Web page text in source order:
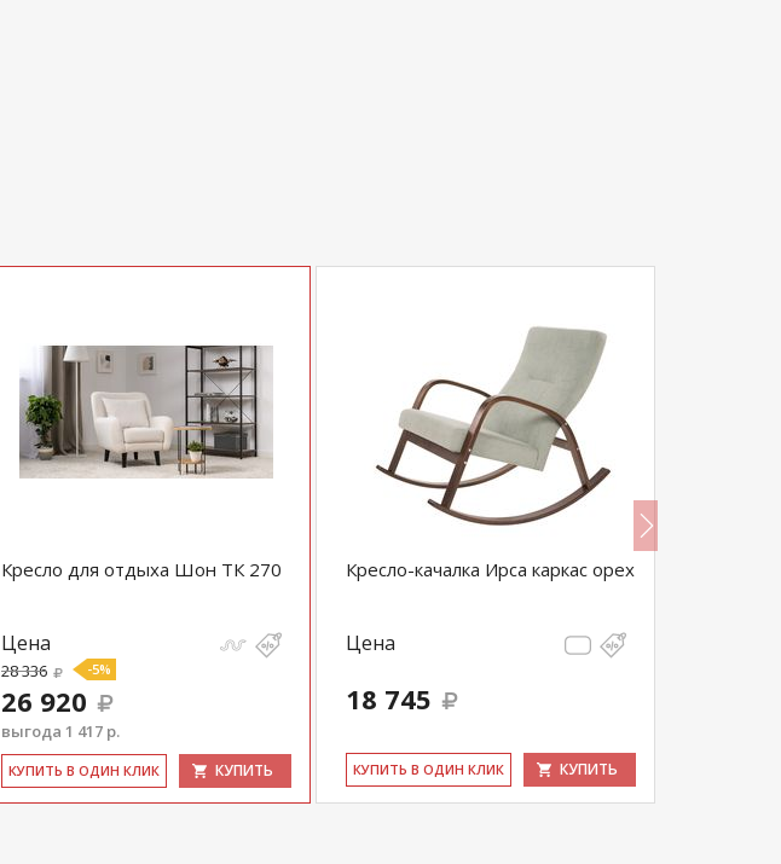
Кресло для отдыха Шон ТК 270
Цена
28 336 -5%
26 920
выгода 1 417 р.
КУ­ПИТЬ В ОДИН КЛИК КУПИТЬ
Кресло-качалка Ирса каркас орех
Цена
18 745
КУ­ПИТЬ В ОДИН КЛИК КУПИТЬ